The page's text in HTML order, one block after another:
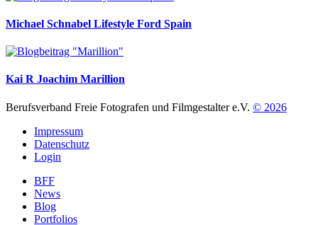
Michael Schnabel Lifestyle Ford Spain
Kai R Joachim Marillion
Berufsverband Freie Fotografen und Filmgestalter e.V. © 2026
Impressum
Datenschutz
Login
BFF
News
Blog
Portfolios